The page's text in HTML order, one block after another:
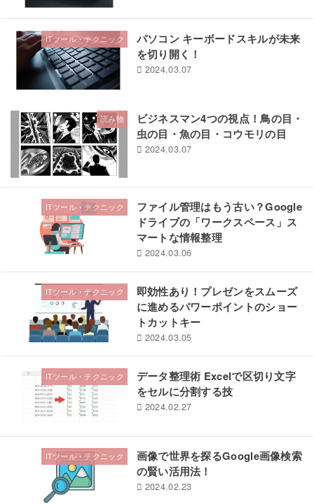
ITツール・テクニック
パソコン キーボードスキルが未来
を切り開く！
2024.03.07
読み物
ビジネスマン4つの視点！鳥の目・
虫の目・魚の目・コウモリの目
2024.03.07
ITツール・テクニック
ファイル管理はもう古い？Google
ドライブの「ワークスペース」ス
マートな情報整理
2024.03.06
ITツール・テクニック
即効性あり！プレゼンをスムーズ
に進めるパワーポイントのショー
トカットキー
2024.03.05
ITツール・テクニック
データ整理術 Excelで区切り文字
をセルに分割する技
2024.02.27
ITツール・テクニック
画像で世界を探るGoogle画像検索
の賢い活用法！
2024.02.23